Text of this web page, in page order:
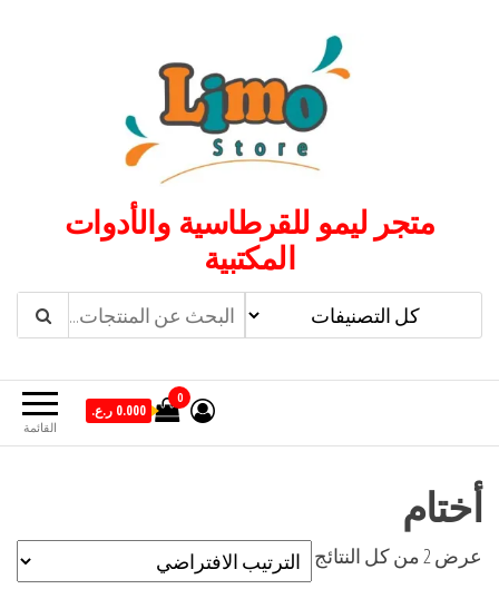
متجر ليمو للقرطاسية والأدوات
المكتبية
القائمة
0
0.000 ر.ع.
أختام
عرض ⁦2⁩ من كل النتائج